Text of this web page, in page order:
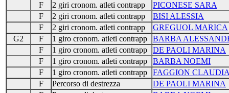
F
2 giri cronom. atleti contrapp
PICONESE SARA
F
2 giri cronom. atleti contrapp
BISI ALESSIA
F
2 giri cronom. atleti contrapp
GREGUOL MARICA
G2
F 1 giro cronom. atleti contrapp
BARBA
F
1 giro cronom. atleti contrapp
DE PAOLI MARINA
F
1 giro cronom. atleti contrapp
BARBA NOEMI
F
1 giro cronom. atleti contrapp
FAGGION
F
Percorso di destrezza
DE PAOLI MARINA